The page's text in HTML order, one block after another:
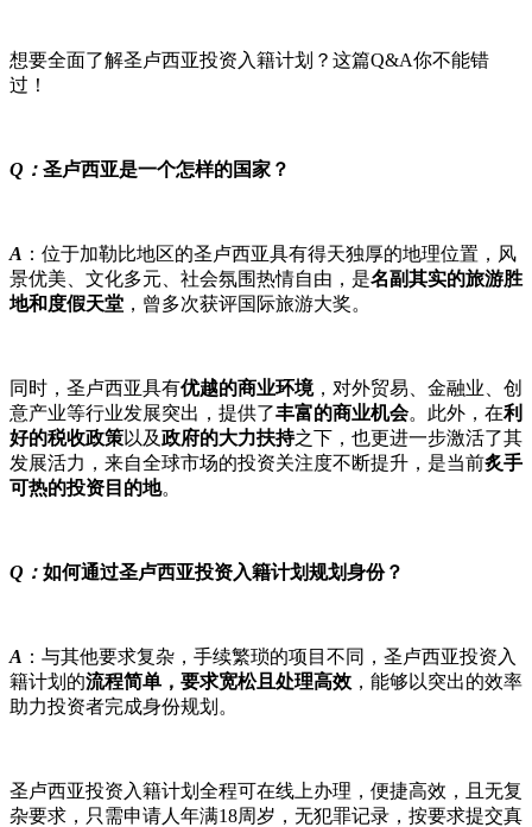
想要全面了解圣卢西亚投资入籍计划？这篇Q&A你不能错
过！
Q： 圣卢西亚是一个怎样的国家？
A ：位于加勒比地区的圣卢西亚具有得天独厚的地理位置，风
景优美、文化多元、社会氛围热情自由，是名副其实的旅游胜
地和度假天堂 ，曾多次获评国际旅游大奖。
同时，圣卢西亚具有优越的商业环境，对外贸易、金融业、创
意产业等行业发展突出，提供了丰富的商业机会。此外，在利
好的税收政策以及政府的大力扶持之下，也更进一步激活了其
发展活力，来自全球市场的投资关注度不断提升，是当前炙手
可热的投资目的地。
Q： 如何通过圣卢西亚投资入籍计划规划身份？
A ：与其他要求复杂，手续繁琐的项目不同，圣卢西亚投资入
籍计划的流程简单，要求宽松且处理高效 ，能够以突出的效率
助力投资者完成身份规划。
圣卢西亚投资入籍计划全程可在线上办理，便捷高效，且无复
杂要求，只需申请人年满18周岁，无犯罪记录，按要求提交真